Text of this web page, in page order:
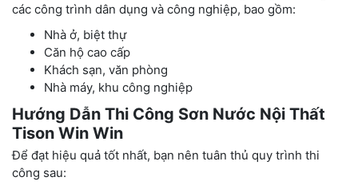
các công trình dân dụng và công nghiệp, bao gồm:
Nhà ở, biệt thự
Căn hộ cao cấp
Khách sạn, văn phòng
Nhà máy, khu công nghiệp
Hướng Dẫn Thi Công Sơn Nước Nội Thất
Tison Win Win
Để đạt hiệu quả tốt nhất, bạn nên tuân thủ quy trình thi
công sau: